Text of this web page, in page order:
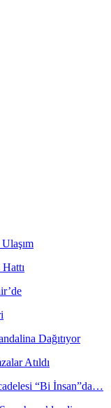
Dağıtıyor
Atıldı
“Bi İnsan”da…